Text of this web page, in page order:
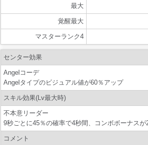
最大
覚醒最大
マスターランク4
センター効果
Angelコーデ
Angelタイプのビジュアル値が60％アップ
スキル効果(Lv最大時)
不本意リーダー
9秒ごとに45％の確率で4秒間、コンボボーナスが
コメント